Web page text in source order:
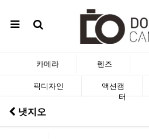
카메라 렌즈
픽디자인 액션캠
터
냇지오